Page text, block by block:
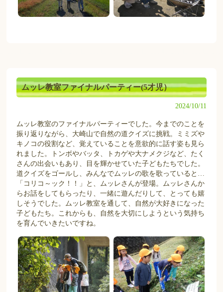
ムッレ教室ファイナルパーティー(5才児）
2024/10/11
ムッレ教室のファイナルパーティーでした。今までのことを
振り返りながら、大崎山で自然の道クイズに挑戦。ミミズや
キノコの役割など、覚えていることを意欲的に話す姿も見ら
れました。トンボやバッタ、トカゲや大ナメクジなど、たく
さんの出会いもあり、目を輝かせていた子どもたちでした。
道クイズをゴールし、みんなでムッレの歌を歌っていると…
「コリコ～ック！！」と、ムッレさんが登場。ムッレさんか
らお話をしてもらったり、一緒に遊んだりして、とっても嬉
しそうでした。ムッレ教室を通して、自然が大好きになった
子どもたち。これからも、自然を大切にしようという気持ち
を育んでいきたいですね。